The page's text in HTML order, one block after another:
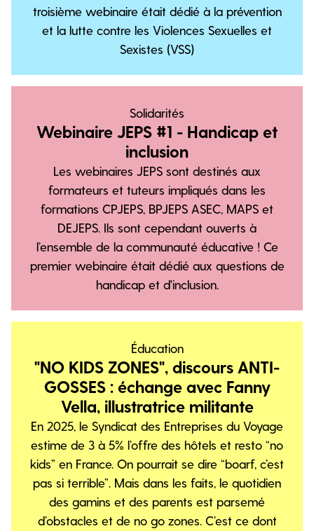
troisième webinaire était dédié à la prévention
et la lutte contre les Violences Sexuelles et
Sexistes (VSS)
Solidarités
Webinaire JEPS #1 - Handicap et
inclusion
Les webinaires JEPS sont destinés aux
formateurs et tuteurs impliqués dans les
formations CPJEPS, BPJEPS ASEC, MAPS et
DEJEPS. Ils sont cependant ouverts à
l’ensemble de la communauté éducative ! Ce
premier webinaire était dédié aux questions de
handicap et d'inclusion.
Éducation
"NO KIDS ZONES", discours ANTI-
GOSSES : échange avec Fanny
Vella, illustratrice militante
En 2025, le Syndicat des Entreprises du Voyage
estime de 3 à 5% l’offre des hôtels et resto “no
kids” en France. On pourrait se dire “boarf, c’est
pas si terrible”. Mais dans les faits, le quotidien
des gamins et des parents est parsemé
d’obstacles et de no go zones. C’est ce dont